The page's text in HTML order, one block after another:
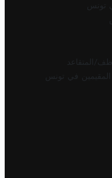
تونس
المتقاعد
في تونس